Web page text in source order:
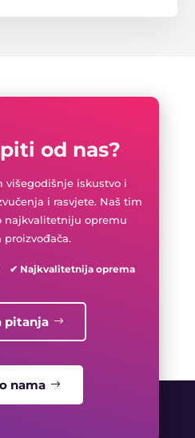
od nas?
višegodišnje iskustvo i
i rasvjete. Naš tim
najkvalitetniju opremu
proizvođača.
✔ Najkvalitetnija oprema
pitanja
nama